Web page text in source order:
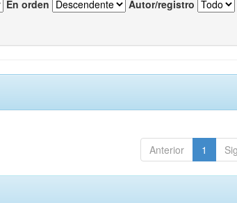
En orden Autor/registro
Anterior 1